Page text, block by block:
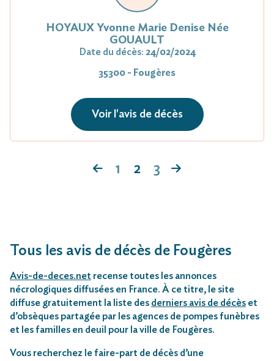
HOYAUX Yvonne Marie Denise Née
GOUAULT
Date du décès: 24/02/2024
35300 - Fougères
Voir l'avis de décès
1 2 3
Tous les avis de décès de Fougères
Avis-de-deces.net recense toutes les annonces
nécrologiques diffusées en France. À ce titre, le site
diffuse gratuitement la liste des derniers avis de décès et
d’obsèques partagée par les agences de pompes funèbres
et les familles en deuil pour la ville de Fougères.
Vous recherchez le faire-part de décès d’une